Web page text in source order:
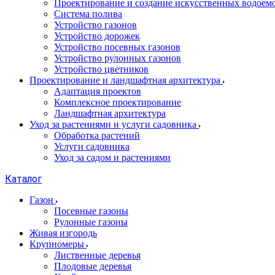
Проектирование и создание искусственных
Система полива
Устройство газонов
Устройство дорожек
Устройство посевных газонов
Устройство рулонных газонов
Устройство цветников
Проектирование и ландшафтная архитектура
Адаптация проектов
Комплексное проектирование
Ландшафтная архитектура
Уход за растениями и услуги садовника
Обработка растений
Услуги садовника
Уход за садом и растениями
Каталог
Газон
Посевные газоны
Рулонные газоны
Живая изгородь
Крупномеры
Лиственные деревья
Плодовые деревья